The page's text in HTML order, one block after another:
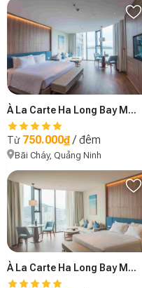
À La Carte Ha Long Bay Managed by Anstay - B1904
Từ 750.000₫/ đêm
Bãi Cháy, Quảng Ninh
À La Carte Ha Long Bay Managed by Anstay - B2105